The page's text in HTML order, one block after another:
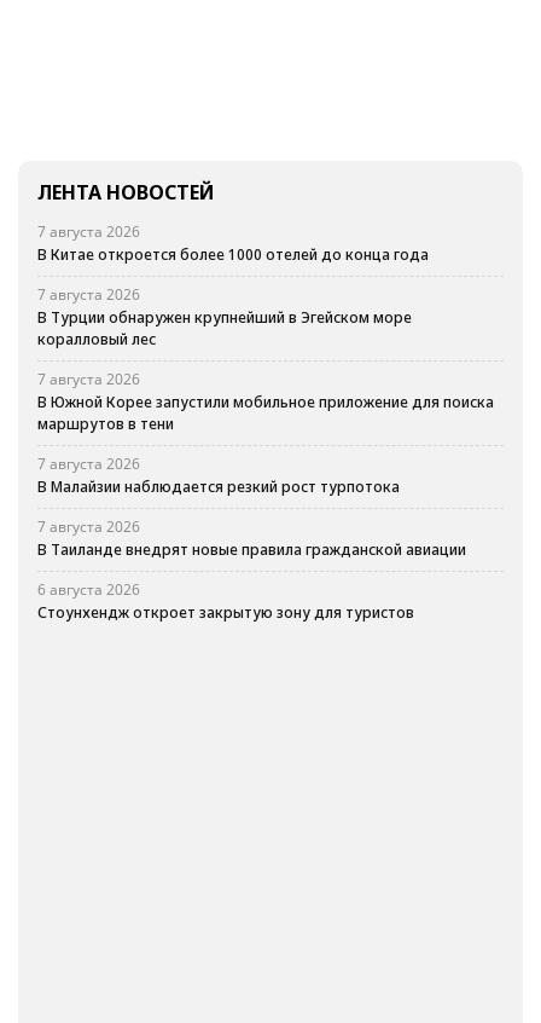
ЛЕНТА НОВОСТЕЙ
7 августа 2026
В Китае откроется более 1000 отелей до конца года
7 августа 2026
В Турции обнаружен крупнейший в Эгейском море
коралловый лес
7 августа 2026
В Южной Корее запустили мобильное приложение для поиска
маршрутов в тени
7 августа 2026
В Малайзии наблюдается резкий рост турпотока
7 августа 2026
В Таиланде внедрят новые правила гражданской авиации
6 августа 2026
Стоунхендж откроет закрытую зону для туристов